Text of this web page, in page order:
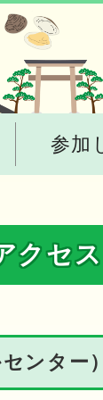
参加
クセス
ンター）